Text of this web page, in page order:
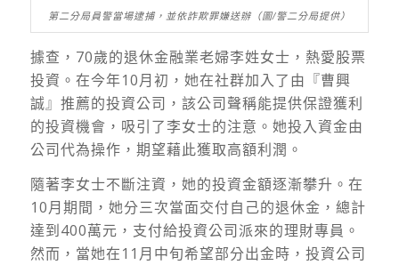
第二分局員警當場逮捕，並依詐欺罪嫌送辦（圖/警二分局提供）
據查，70歲的退休金融業老婦李姓女士，熱愛股票
投資。在今年10月初，她在社群加入了由『曹興
誠』推薦的投資公司，該公司聲稱能提供保證獲利
的投資機會，吸引了李女士的注意。她投入資金由
公司代為操作，期望藉此獲取高額利潤。
隨著李女士不斷注資，她的投資金額逐漸攀升。在
10月期間，她分三次當面交付自己的退休金，總計
達到400萬元，支付給投資公司派來的理財專員。
然而，當她在11月中旬希望部分出金時，投資公司